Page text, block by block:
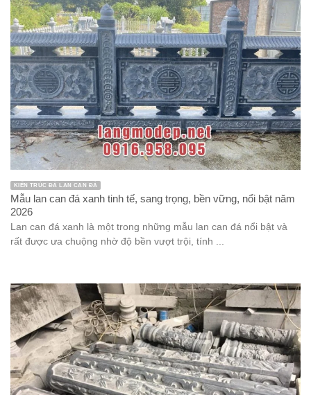
KIẾN TRÚC ĐÁ LAN CAN ĐÁ
Mẫu lan can đá xanh tinh tế, sang trọng, bền vững, nổi bật năm
2026
Lan can đá xanh là một trong những mẫu lan can đá nổi bật và
rất được ưa chuộng nhờ độ bền vượt trội, tính ...